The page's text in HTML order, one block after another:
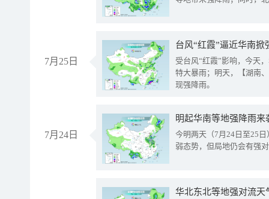
7月25日
台风“红霞”逼近华南
受台风“红霞”影响，今天
特大暴雨；明天，【湖南
现强降雨。
7月24日
明起华南等地强降雨
今明两天（7月24日至25
弱态势，但局地仍会有强
华北东北等地强对流天